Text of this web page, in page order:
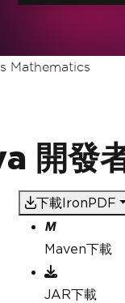
// Render
> Made
Mathematics
開發
下載IronPDF
Maven下載
JAR下載